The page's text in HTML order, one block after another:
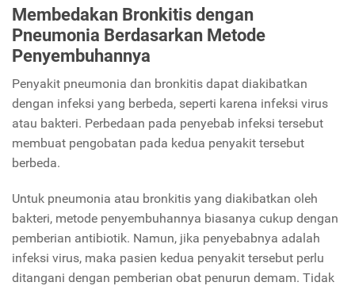
Membedakan Bronkitis dengan
Pneumonia Berdasarkan Metode
Penyembuhannya
Penyakit pneumonia dan bronkitis dapat diakibatkan
dengan infeksi yang berbeda, seperti karena infeksi virus
atau bakteri. Perbedaan pada penyebab infeksi tersebut
membuat pengobatan pada kedua penyakit tersebut
berbeda.
Untuk pneumonia atau bronkitis yang diakibatkan oleh
bakteri, metode penyembuhannya biasanya cukup dengan
pemberian antibiotik. Namun, jika penyebabnya adalah
infeksi virus, maka pasien kedua penyakit tersebut perlu
ditangani dengan pemberian obat penurun demam. Tidak